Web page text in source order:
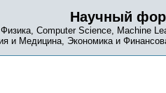
Научный
Computer Science, Machine
и Медицина, Экономика и